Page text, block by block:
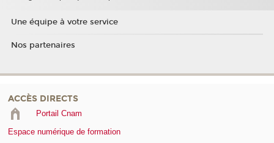
Une équipe à votre service
Nos partenaires
ACCÈS DIRECTS
Portail Cnam
Espace numérique de formation